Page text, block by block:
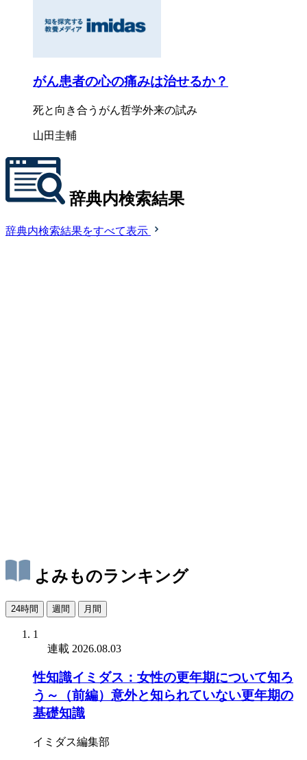
がん患者の心の痛みは治せるか？
死と向き合うがん哲学外来の試み
山田圭輔
辞典内検索結果
辞典内検索結果をすべて表示
よみものランキング
24時間 週間 月間
1
連載 2026.08.03
性知識イミダス：女性の更年期について知ろ
う～（前編）意外と知られていない更年期の
基礎知識
イミダス編集部